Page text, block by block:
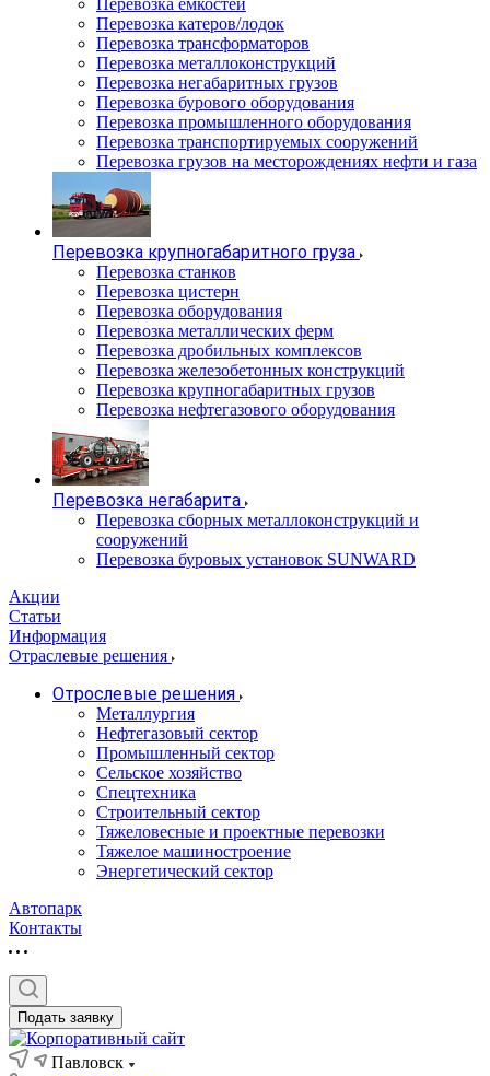
Перевозка емкостей
Перевозка катеров/лодок
Перевозка трансформаторов
Перевозка металлоконструкций
Перевозка негабаритных грузов
Перевозка бурового оборудования
Перевозка промышленного оборудования
Перевозка транспортируемых сооружений
Перевозка грузов на месторождениях нефти и газа
Перевозка крупногабаритного груза
Перевозка станков
Перевозка цистерн
Перевозка оборудования
Перевозка металлических ферм
Перевозка дробильных комплексов
Перевозка железобетонных конструкций
Перевозка крупногабаритных грузов
Перевозка нефтегазового оборудования
Перевозка негабарита
Перевозка сборных металлоконструкций и
сооружений
Перевозка буровых установок SUNWARD
Акции
Статьи
Информация
Отраслевые решения
Отрослевые решения
Металлургия
Нефтегазовый сектор
Промышленный сектор
Сельское хозяйство
Спецтехника
Строительный сектор
Тяжеловесные и проектные перевозки
Тяжелое машиностроение
Энергетический сектор
Автопарк
Контакты
Подать заявку
Павловск